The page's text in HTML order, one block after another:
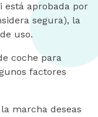
está aprobada por
segura), la
uso.
coche para
factores
marcha deseas